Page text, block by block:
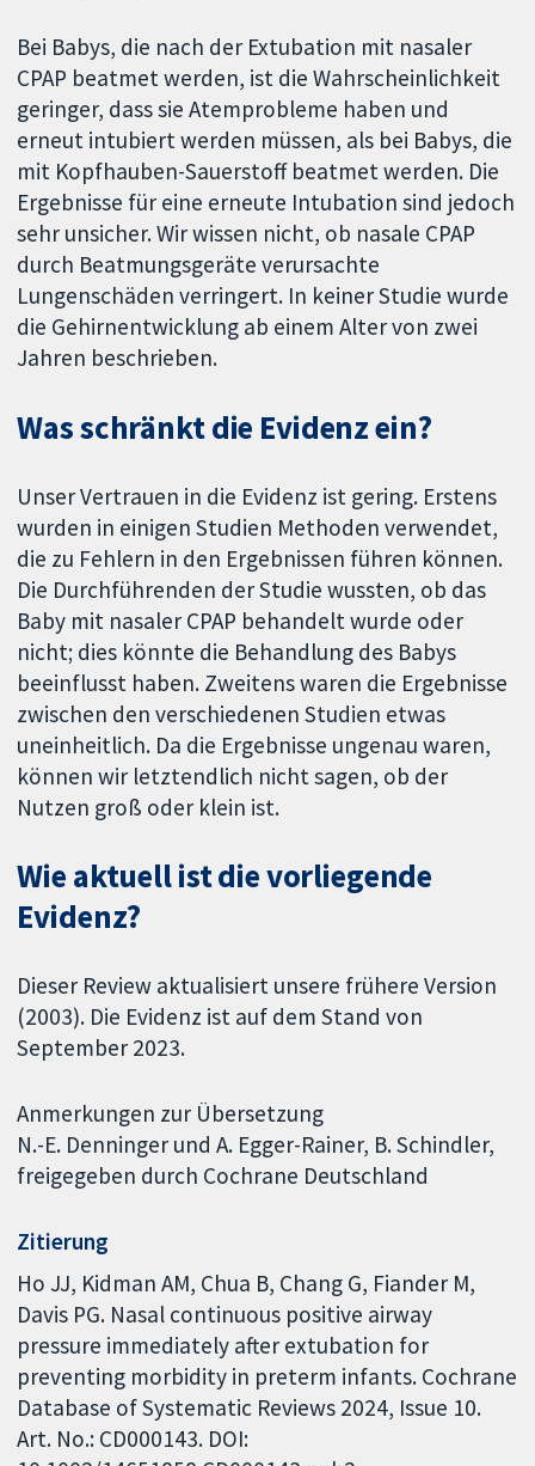
Bei Babys, die nach der Extubation mit nasaler
CPAP beatmet werden, ist die Wahrscheinlichkeit
geringer, dass sie Atemprobleme haben und
erneut intubiert werden müssen, als bei Babys, die
mit Kopfhauben-Sauerstoff beatmet werden. Die
Ergebnisse für eine erneute Intubation sind jedoch
sehr unsicher. Wir wissen nicht, ob nasale CPAP
durch Beatmungsgeräte verursachte
Lungenschäden verringert. In keiner Studie wurde
die Gehirnentwicklung ab einem Alter von zwei
Jahren beschrieben.
Was schränkt die Evidenz ein?
Unser Vertrauen in die Evidenz ist gering. Erstens
wurden in einigen Studien Methoden verwendet,
die zu Fehlern in den Ergebnissen führen können.
Die Durchführenden der Studie wussten, ob das
Baby mit nasaler CPAP behandelt wurde oder
nicht; dies könnte die Behandlung des Babys
beeinflusst haben. Zweitens waren die Ergebnisse
zwischen den verschiedenen Studien etwas
uneinheitlich. Da die Ergebnisse ungenau waren,
können wir letztendlich nicht sagen, ob der
Nutzen groß oder klein ist.
Wie aktuell ist die vorliegende
Evidenz?
Dieser Review aktualisiert unsere frühere Version
(2003). Die Evidenz ist auf dem Stand von
September 2023.
Anmerkungen zur Übersetzung
N.-E. Denninger und A. Egger-Rainer, B. Schindler,
freigegeben durch Cochrane Deutschland
Zitierung
Ho JJ, Kidman AM, Chua B, Chang G, Fiander M,
Davis PG. Nasal continuous positive airway
pressure immediately after extubation for
preventing morbidity in preterm infants. Cochrane
Database of Systematic Reviews 2024, Issue 10.
Art. No.: CD000143. DOI: